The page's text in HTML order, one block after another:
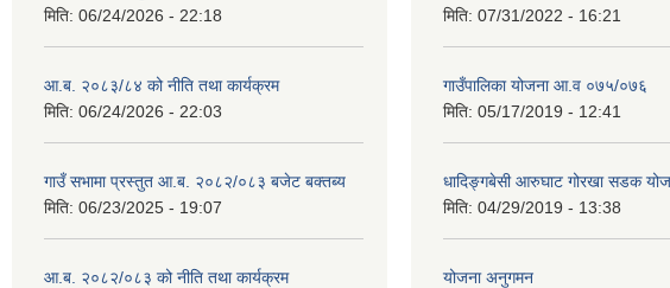
मिति: 06/24/2026 - 22:18
आ.ब. २०८३/८४ को नीति तथा कार्यक्रम
मिति: 06/24/2026 - 22:03
गाउँ सभामा प्रस्तुत आ.ब. २०८२/०८३ बजेट बक्तब्य
मिति: 06/23/2025 - 19:07
आ.ब. २०८२/०८३ को नीति तथा कार्यक्रम
मिति: 07/31/2022 - 16:21
गाउँपालिका योजना आ.व ०७५/०७६
मिति: 05/17/2019 - 12:41
धादिङ्गबेसी आरुघाट गोरखा सडक
मिति: 04/29/2019 - 13:38
योजना अनुगमन